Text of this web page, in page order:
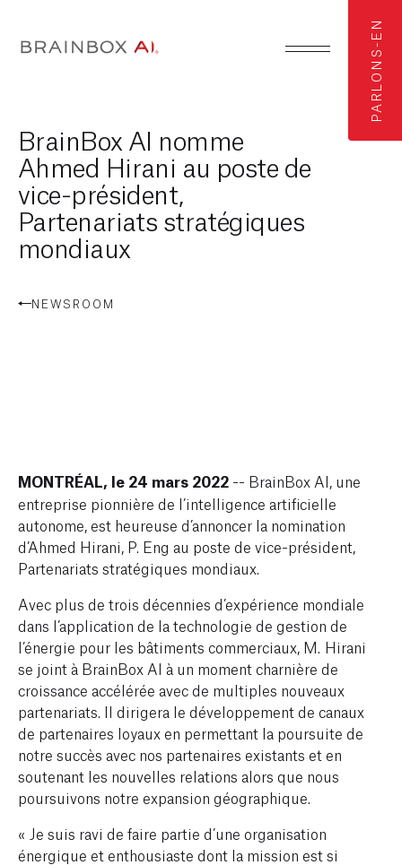
PARLONS-EN
BrainBox AI nomme
Ahmed Hirani au poste de
vice-président,
Partenariats stratégiques
mondiaux
NEWSROOM
MONTRÉAL, le 24 mars 2022 -- BrainBox AI, une
entreprise pionnière de l’intelligence artificielle
autonome, est heureuse d’annoncer la nomination
d’Ahmed Hirani, P. Eng au poste de vice-président,
Partenariats stratégiques mondiaux.
Avec plus de trois décennies d’expérience mondiale
dans l’application de la technologie de gestion de
l’énergie pour les bâtiments commerciaux, M. Hirani
se joint à BrainBox AI à un moment charnière de
croissance accélérée avec de multiples nouveaux
partenariats. Il dirigera le développement de canaux
de partenaires loyaux en permettant la poursuite de
notre succès avec nos partenaires existants et en
soutenant les nouvelles relations alors que nous
poursuivons notre expansion géographique.
« Je suis ravi de faire partie d’une organisation
énergique et enthousiaste dont la mission est si